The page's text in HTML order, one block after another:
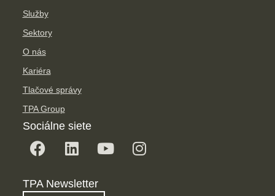
Služby
Sektory
O nás
Kariéra
Tlačové správy
TPA Group
Sociálne siete
TPA Newsletter